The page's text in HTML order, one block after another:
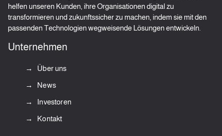
helfen unseren Kunden, ihre Organisationen digital zu
transformieren und zukunftssicher zu machen, indem sie mit den
passenden Technologien wegweisende Lösungen entwickeln.
Unternehmen
Über uns
News
Investoren
Kontakt